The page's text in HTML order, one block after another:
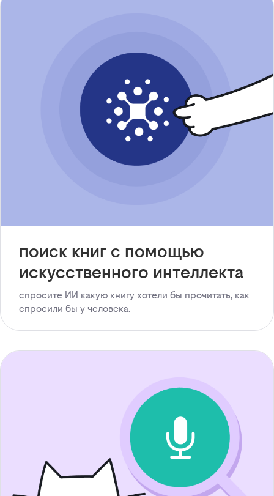
поиск книг с помощью
искусственного интеллекта
спросите ИИ какую книгу хотели бы прочитать, как
спросили бы у человека.